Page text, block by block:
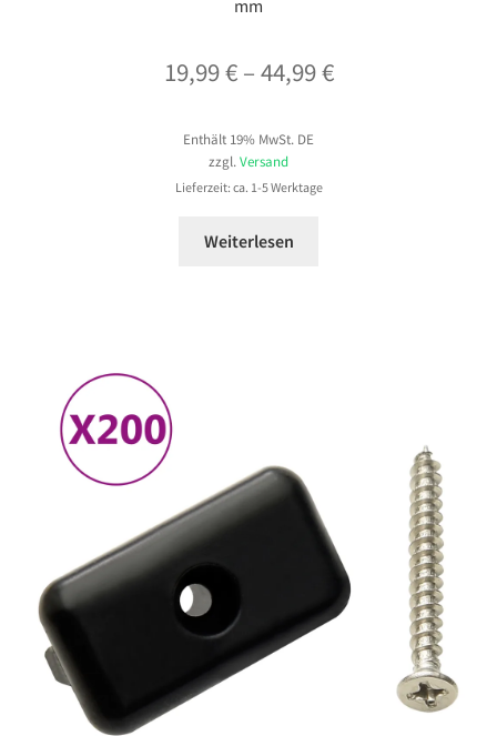
mm
19,99€ – 44,99€Preisspanne:
Enthält 19% MwSt. DE
zzgl. Versand
Lieferzeit: ca. 1-5 Werktage
Weiterlesen